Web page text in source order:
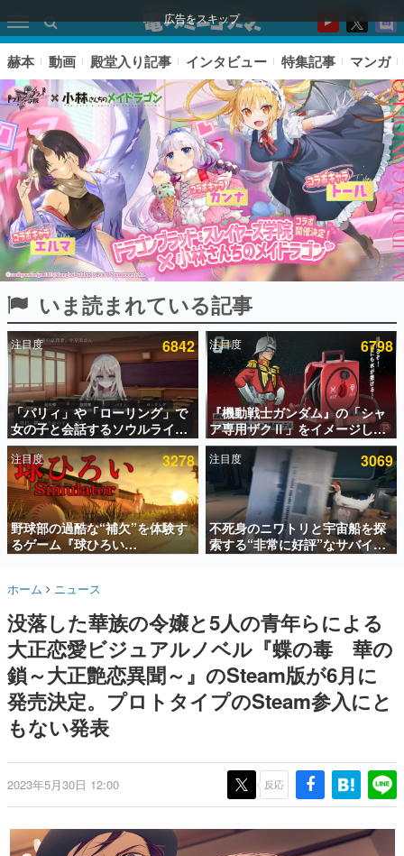
広告をスキップ
ピックアップ
電ファミのいま読まれている記事ランキング
アプリセール情報
インタビュー
連載・特集一覧
殿堂入り記事
SNS拡散数が数千以上！ ページビュー数万以上！ などな
ど。多くの人々に読まれた、電ファミ渾身の“殿堂入り”記
事をまとめました。
名作ゲームクリエイターの方々に製作時のエピソードをお
きます。
赫本
この物語を解いてはいけない。『赫本』は、〈試験問題〉
の形をした短編ホラー小説集です。
新世代に訊く
これからのデジタルゲーム市場を担う若きクリエイター達
ゲーム世代の作家たち
ゲームに多大な影響を受けた作家さんに取材し、ゲームが
画です。
赫本 動画 殿堂入り記事 インタビュー 特集記事 マンガ
いま読まれている記事
注目度 6842
「パリィ」や「ローリング」で
女の子と会話するソウルライク
恋愛ゲーム『小早川さんはソウ
ルライク』無料公開。返事に失
敗すると「YOU DIED」
注目度 6798
『機動戦士ガンダム』の「シャ
ア専用ザクⅡ」をイメージした
散水ホースリールが予約開始。
本体にはシャアのパーソナルマ
ークやジオン公国軍のエンブレ
ム、型式番号などを配置
注目度 3278
野球部の過酷な“補欠”を体験す
るゲーム『球ひろい
Simulator』が「1件」のウィッ
対応しSNSで話題に。『キング
ダム・カム』開発元やチェコの
プロ野球選手から称賛の声
注目度 3069
不死身のニワトリと宇宙船を探
索する“非常に好評”なサバイバ
ルゲーム『Breathedge』が無
ホーム ニュース
没落した華族の令嬢と5人の青年らによる
大正恋愛ビジュアルノベル『蝶の毒 華の
鎖～大正艶恋異聞～』のSteam版が6月に
発売決定。プロトタイプのSteam参入にと
もない発表
2023年5月30日 12:00 反応